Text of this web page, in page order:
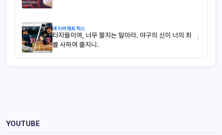
세이버메트릭스
타자들이여, 너무 쫄지는 말아라. 야구의 신이 너의 죄
를 사하여 줄지니.
›
YOUTUBE